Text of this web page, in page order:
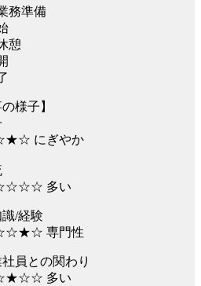
務準備
憩
様子】
にぎやか
多い
識/経験
専門性
社員との関わり
多い